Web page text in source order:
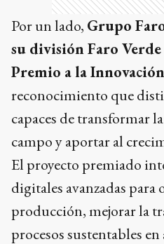
Por un lado, Grupo
su división Faro
Premio a la
reconocimiento que
capaces de transformar
campo y aportar al
El proyecto premiado
digitales avanzadas
producción, mejorar la
procesos sustentables